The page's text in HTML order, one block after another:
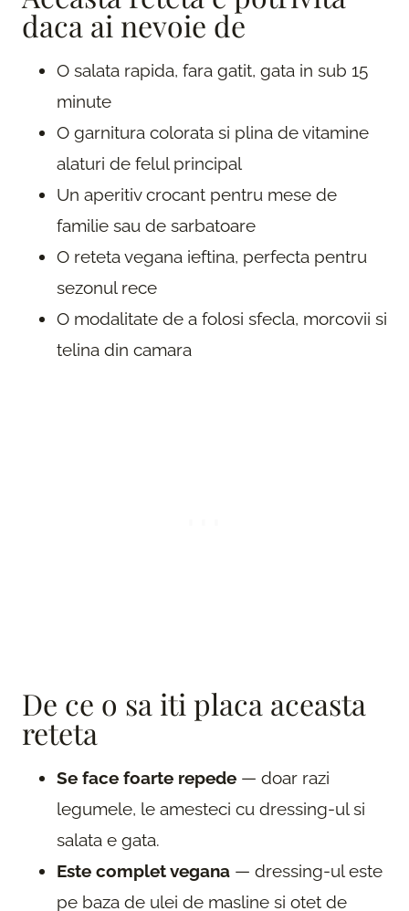
daca ai nevoie de
O salata rapida, fara gatit, gata in sub 15
minute
O garnitura colorata si plina de vitamine
alaturi de felul principal
Un aperitiv crocant pentru mese de
familie sau de sarbatoare
O reteta vegana ieftina, perfecta pentru
sezonul rece
O modalitate de a folosi sfecla, morcovii si
telina din camara
De ce o sa iti placa aceasta
reteta
Se face foarte repede — doar razi
legumele, le amesteci cu dressing-ul si
salata e gata.
Este complet vegana — dressing-ul este
pe baza de ulei de masline si otet de